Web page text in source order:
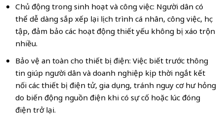
Chủ động trong sinh hoạt và công việc: Người dân có
thể dễ dàng sắp xếp lại lịch trình cá nhân, công việc, học
tập, đảm bảo các hoạt động thiết yếu không bị xáo trộn
nhiều.
Bảo vệ an toàn cho thiết bị điện: Việc biết trước thông
tin giúp người dân và doanh nghiệp kịp thời ngắt kết
nối các thiết bị điện tử, gia dụng, tránh nguy cơ hư hỏng
do biến động nguồn điện khi có sự cố hoặc lúc đóng
điện trở lại.